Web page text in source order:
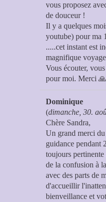
vous proposez
de douceur !
Il y a quelques
youtube) pour ma
.....cet instant est
magnifique
Vous écouter,
pour moi. Merci 🙏
Dominique
(dimanche, 30.
Chère Sandra,
Un grand merci
guidance pendant
toujours pertinente
de la confusion à
avec des parts de
d'accueillir
bienveillance et